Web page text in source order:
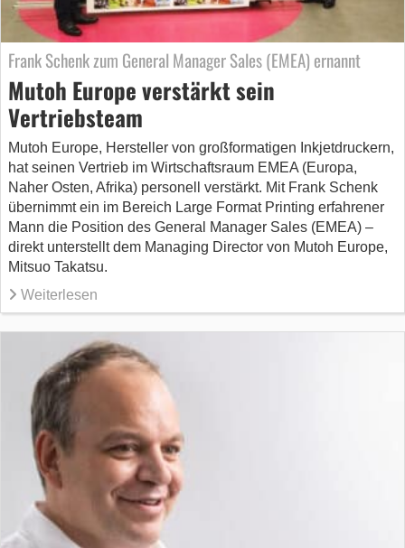
Frank Schenk zum General Manager Sales (EMEA) ernannt
Mutoh Europe verstärkt sein
Vertriebsteam
Mutoh Europe, Hersteller von großformatigen Inkjetdruckern,
hat seinen Vertrieb im Wirtschaftsraum EMEA (Europa,
Naher Osten, Afrika) personell verstärkt. Mit Frank Schenk
übernimmt ein im Bereich Large Format Printing erfahrener
Mann die Position des General Manager Sales (EMEA) –
direkt unterstellt dem Managing Director von Mutoh Europe,
Mitsuo Takatsu.
Weiterlesen